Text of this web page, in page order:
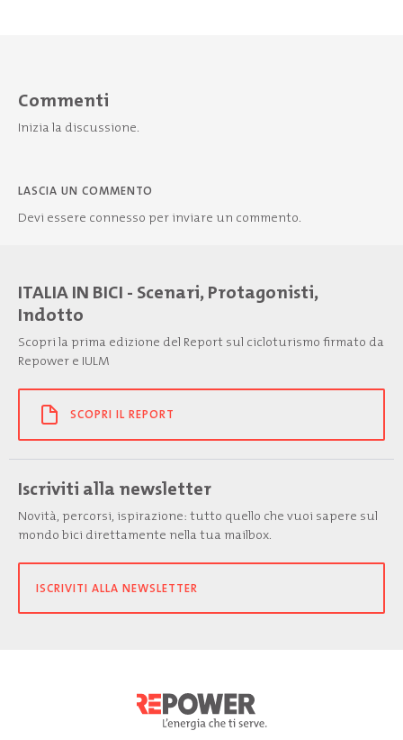
Commenti
Inizia la discussione.
LASCIA UN COMMENTO
Devi essere connesso per inviare un commento.
ITALIA IN BICI - Scenari, Protagonisti,
Indotto
Scopri la prima edizione del Report sul cicloturismo firmato da
Repower e IULM
SCOPRI IL REPORT
Iscriviti alla newsletter
Novità, percorsi, ispirazione: tutto quello che vuoi sapere sul
mondo bici direttamente nella tua mailbox.
ISCRIVITI ALLA NEWSLETTER